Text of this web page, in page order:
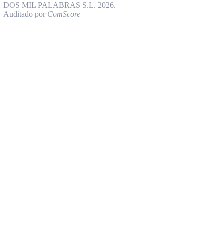
DOS MIL PALABRAS S.L. 2026.
Auditado por ComScore